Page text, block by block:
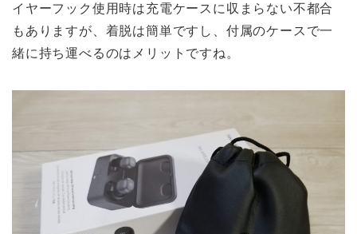
イヤーフック使用時は充電ケースに収まらない不都合
もありますが、着脱は簡単ですし、付属のケースで一
緒に持ち運べるのはメリットですね。